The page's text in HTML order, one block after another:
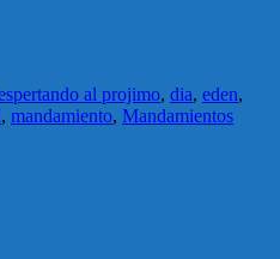
al projimo, dia, eden,
, mandamiento, Mandamientos